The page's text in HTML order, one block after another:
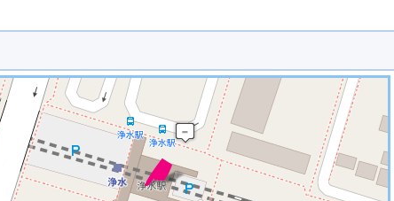
※ マップを検索、表示中です ※